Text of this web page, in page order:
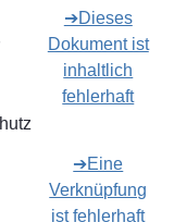
➔Dieses
Dokument ist
inhaltlich
fehlerhaft
➔Eine
Verknüpfung
ist fehlerhaft